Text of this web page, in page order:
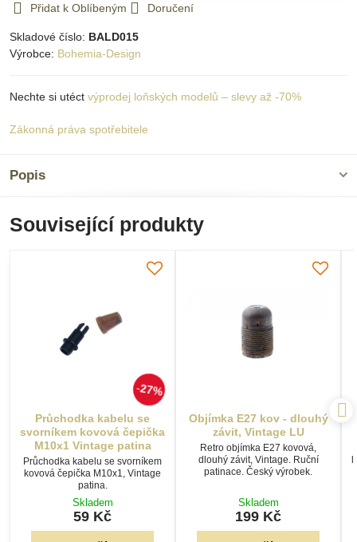
Přidat k Oblíbeným Doručení
Skladové číslo: BALD015
Výrobce: Bohemia-Design
Nechte si utéct výprodej loňských modelů – slevy až -70%
Zákonná práva spotřebitele
Popis
Související produkty
27%
Průchodka kabelu se
svorníkem kovová čepička
M10x1 Vintage patina
Průchodka kabelu se svorníkem
kovová čepička M10x1, Vintage
patina.
Skladem
59 Kč
Objímka E27 kov - dlouhý
závit, Vintage LU
Retro objímka E27 kovová,
dlouhý závit, Vintage. Ruční
patinace. Český výrobek.
Skladem
199 Kč